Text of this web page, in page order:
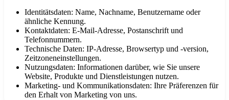
Identitätsdaten: Name, Nachname, Benutzername oder
ähnliche Kennung.
Kontaktdaten: E-Mail-Adresse, Postanschrift und
Telefonnummern.
Technische Daten: IP-Adresse, Browsertyp und -version,
Zeitzoneneinstellungen.
Nutzungsdaten: Informationen darüber, wie Sie unsere
Website, Produkte und Dienstleistungen nutzen.
Marketing- und Kommunikationsdaten: Ihre Präferenzen für
den Erhalt von Marketing von uns.